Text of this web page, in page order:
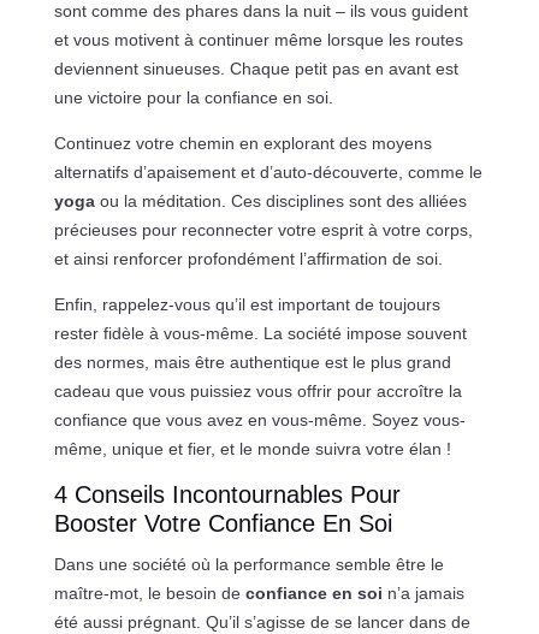
sont comme des phares dans la nuit – ils vous guident
et vous motivent à continuer même lorsque les routes
deviennent sinueuses. Chaque petit pas en avant est
une victoire pour la confiance en soi.
Continuez votre chemin en explorant des moyens
alternatifs d’apaisement et d’auto-découverte, comme le
yogaou la méditation. Ces disciplines sont des alliées
précieuses pour reconnecter votre esprit à votre corps,
et ainsi renforcer profondément l’affirmation de soi.
Enfin, rappelez-vous qu’il est important de toujours
rester fidèle à vous-même. La société impose souvent
des normes, mais être authentique est le plus grand
cadeau que vous puissiez vous offrir pour accroître la
confiance que vous avez en vous-même. Soyez vous-
même, unique et fier, et le monde suivra votre élan !
4 Conseils Incontournables Pour
Booster Votre Confiance En Soi
Dans une société où la performance semble être le
maître-mot, le besoin de confiance en soi n’a jamais
été aussi prégnant. Qu’il s’agisse de se lancer dans de